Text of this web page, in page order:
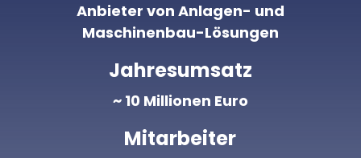
Anbieter von Anlagen- und
Maschinenbau-Lösungen
Jahresumsatz
~ 10 Millionen Euro
Mitarbeiter